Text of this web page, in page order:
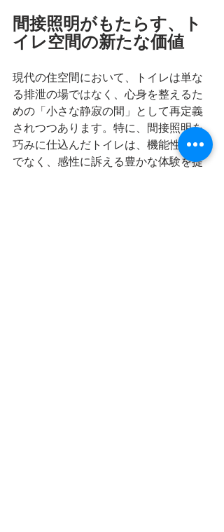
間接照明がもたらす、ト
イレ空間の新たな価値
現代の住空間において、トイレは単な
る排泄の場ではなく、心身を整えるた
めの「小さな静寂の間」として再定義
されつつあります。特に、間接照明を
巧みに仕込んだトイレは、機能性だけ
でなく、感性に訴える豊かな体験を提